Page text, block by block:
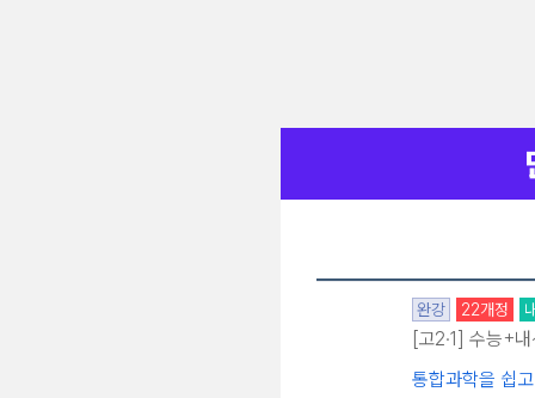
완강 22개정
[고2·1] 수능+
통합과학을 쉽